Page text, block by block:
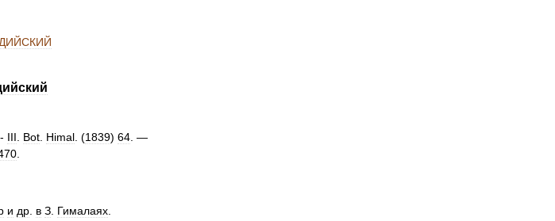
- III Bot Himal . (1839) 64 . —
и др в З Гималаях